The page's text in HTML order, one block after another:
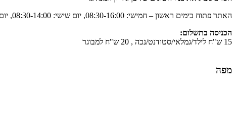
האתר פתוח בימים ראשון – חמישי: 08:30-16:00, יום שישי: 08:30-14:00, יום שבת: 10:00-16:00.
הכניסה בתשלום:
15 ש"ח לילד/גמלאי/סטודנט/נכה , 20 ש"ח למבוגר
מפה